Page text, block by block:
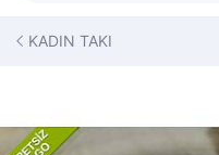
KADIN TAKI